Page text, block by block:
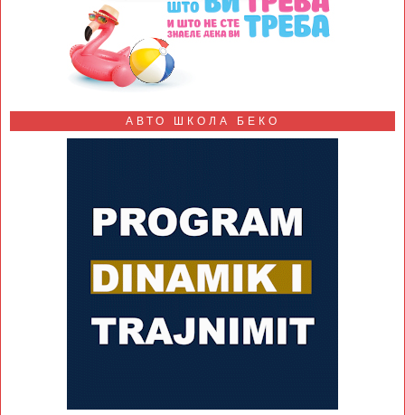
АВТО ШКОЛА БЕКО